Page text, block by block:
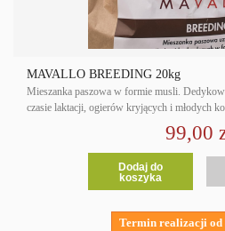
MAVALLO BREEDING 20kg
Mieszanka paszowa w formie musli.
czasie laktacji, ogierów kryjących i młodych
99,00
Dodaj do
koszyka
Termin realizacji od